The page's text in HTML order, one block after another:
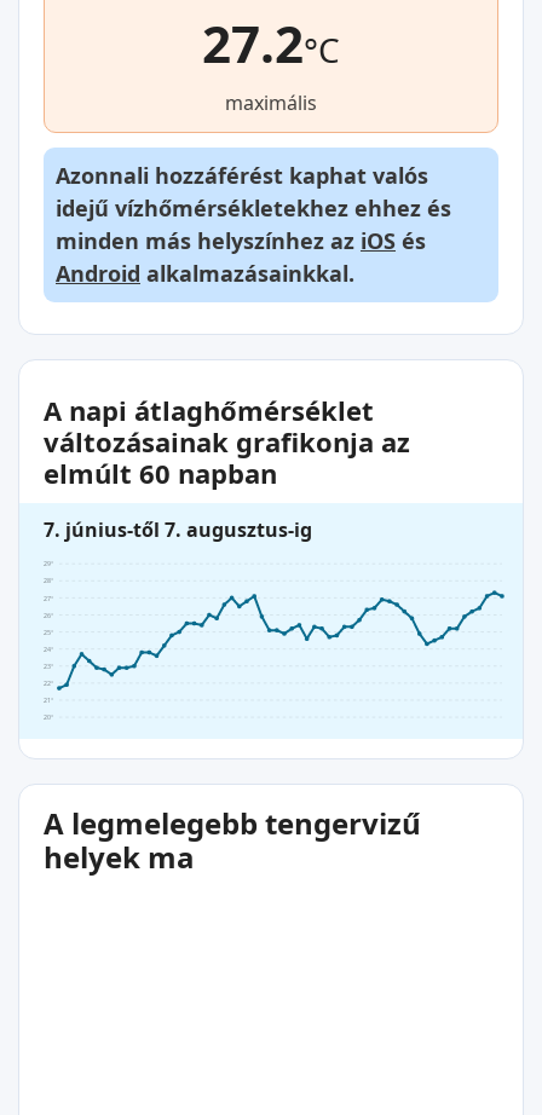
27.2°C
maximális
Azonnali hozzáférést kaphat valós
idejű vízhőmérsékletekhez ehhez és
minden más helyszínhez az iOS és
Android alkalmazásainkkal.
A napi átlaghőmérséklet
változásainak grafikonja az
elmúlt 60 napban
7. június-től 7. augusztus-ig
20°
21°
22°
23°
24°
25°
26°
27°
28°
29°
A legmelegebb tengervizű
helyek ma